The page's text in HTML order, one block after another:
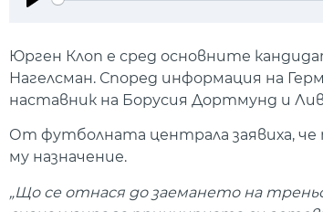
Юрген Клоп е сред основните
Нагелсман. Според информация на
наставник на Борусия Дортмунд и
От футболната централа заявиха,
му назначение.
„Що се отнася до заемането на